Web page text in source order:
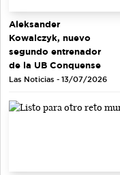
Aleksander
Kowalczyk, nuevo
segundo entrenador
de la UB Conquense
Las Noticias - 13/07/2026